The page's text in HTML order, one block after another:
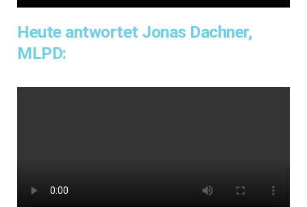
Heute antwortet Jonas Dachner,
MLPD: